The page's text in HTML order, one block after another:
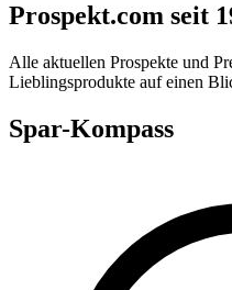
Prospekt.com seit
Alle aktuellen Prospekte und
Lieblingsprodukte auf einen
Spar-Kompass